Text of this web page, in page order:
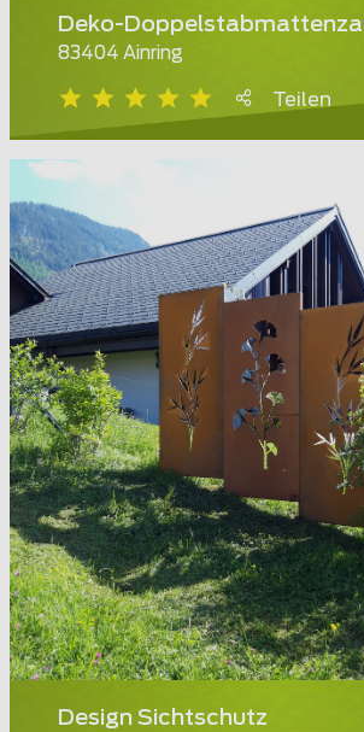
Deko-
83404 Ainring
Teilen
Design Sichtschutz